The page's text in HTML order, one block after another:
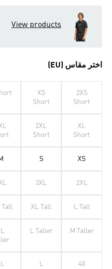
View products
اختر مقاس (EU)
2XS
Short
XS
Short
XL
Short
2XL
Short
XS
S
2XL
3XL
L Tall
XL Tall
Tall
M Taller
L Taller
4X
L